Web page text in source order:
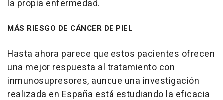
la propia enfermedad.
MÁS RIESGO DE CÁNCER DE PIEL
Hasta ahora parece que estos pacientes ofrecen
una mejor respuesta al tratamiento con
inmunosupresores, aunque una investigación
realizada en España está estudiando la eficacia